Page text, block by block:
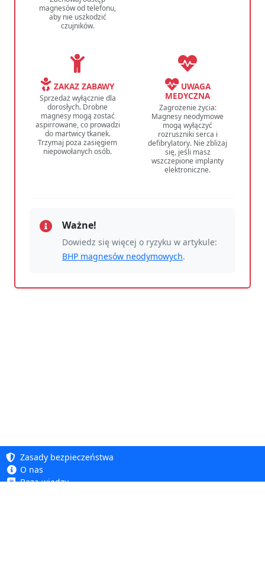
magnesów od telefonu,
aby nie uszkodzić
czujników.
ZAKAZ ZABAWY
Sprzedaż wyłącznie dla
dorosłych. Drobne
magnesy mogą zostać
aspirrowane, co prowadzi
do martwicy tkanek.
Trzymaj poza zasięgiem
niepowołanych osób.
UWAGA
MEDYCZNA
Zagrożenie życia:
Magnesy neodymowe
mogą wyłączyć
rozruszniki serca i
defibrylatory. Nie zbliżaj
się, jeśli masz
wszczepione implanty
elektroniczne.
Ważne!
Dowiedz się więcej o ryzyku w artykule:
BHP magnesów neodymowych.
Zasady bezpieczeństwa
O nas
Baza wiedzy